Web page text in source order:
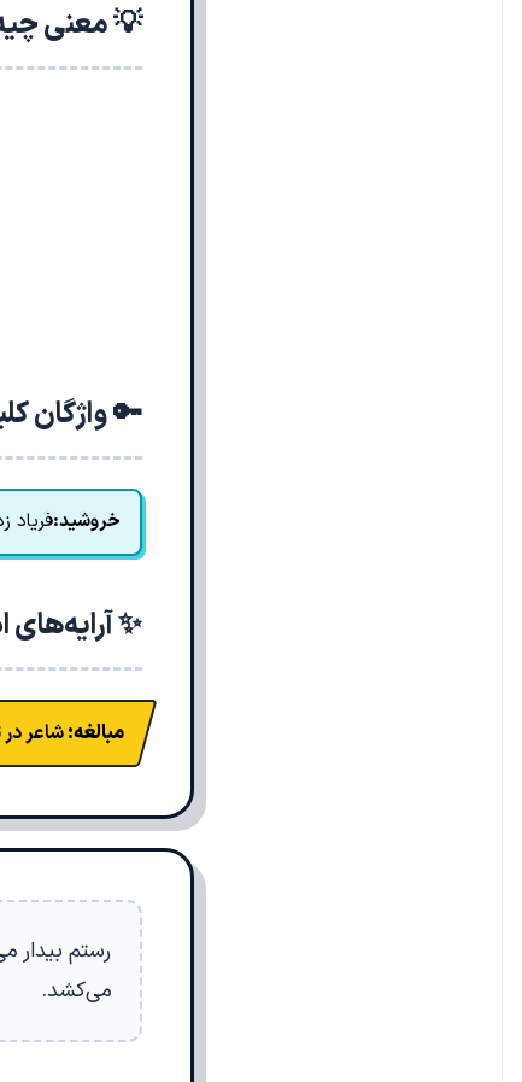
💡 معنی
🔑 واژگان
خروشید:فریاد
✨ آرایه‌های
مبالغه:شاعر
رستم بیدار
می‌کشد.